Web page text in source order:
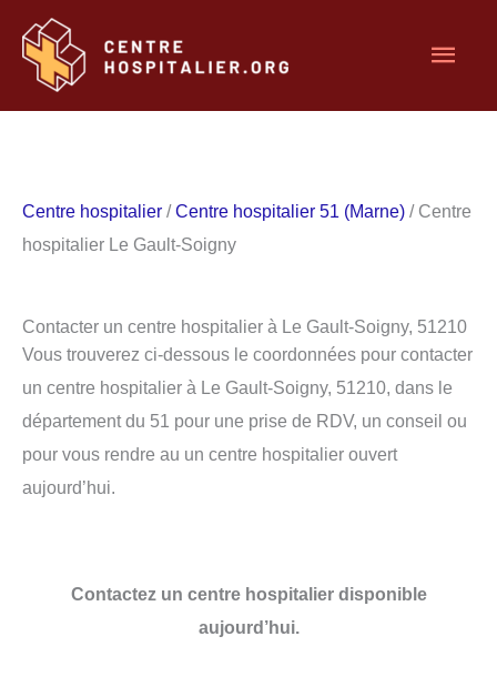
contenu
Centre hospitalier /Centre hospitalier 51 (Marne) / Centre
hospitalier Le Gault-Soigny
Contacter un centre hospitalier à Le Gault-Soigny, 51210
Vous trouverez ci-dessous le coordonnées pour contacter
un centre hospitalier à Le Gault-Soigny, 51210, dans le
département du 51 pour une prise de RDV, un conseil ou
pour vous rendre au un centre hospitalier ouvert
aujourd’hui.
Contactez un centre hospitalier disponible
aujourd’hui.